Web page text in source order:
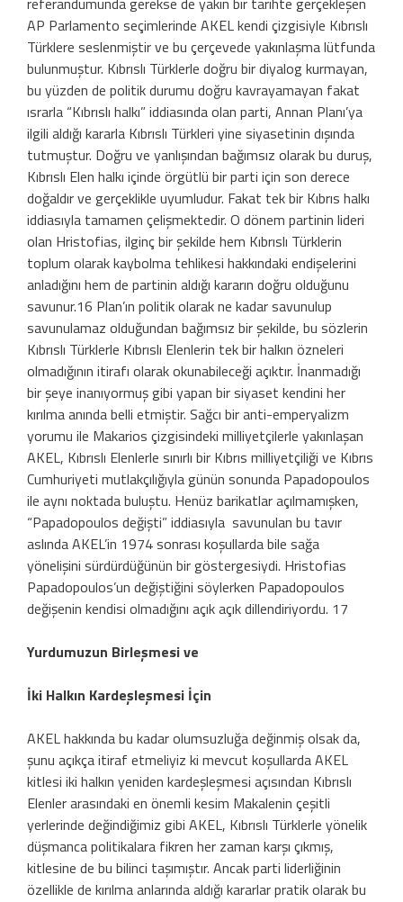
AP Parla­mento seçimlerinde AKEL kendi çizgisiyle Kıbrıslı
Türklere seslenmiştir ve bu çerçe­vede yakınlaşma lütfunda
bulunmuştur. Kıbrıslı Türklerle doğru bir diyalog kurma­yan,
bu yüzden de politik durumu doğru kavrayamayan fakat
ısrarla “Kıbrıslı halkı” iddiasında olan parti, Annan Planı’ya
ilgili aldığı kararla Kıbrıslı Türkleri yine siyase­tinin dışında
tutmuştur. Doğru ve yanlı­şından bağımsız olarak bu duruş,
Kıbrıslı Elen halkı içinde örgütlü bir parti için son derece
doğaldır ve gerçeklikle uyumludur. Fakat tek bir Kıbrıs halkı
iddiasıyla tama­men çelişmektedir. O dönem partinin li­deri
olan Hristofias, ilginç bir şekilde hem Kıbrıslı Türklerin
toplum olarak kaybolma tehlikesi hakkındaki endişelerini
anladı­ğını hem de partinin aldığı kararın doğru olduğunu
savunur.16 Plan’ın politik olarak ne kadar savunulup
savunulamaz oldu­ğundan bağımsız bir şekilde, bu sözlerin
Kıbrıslı Türklerle Kıbrıslı Elenlerin tek bir halkın özneleri
olmadığının itirafı olarak okunabileceği açıktır. İnanmadığı
bir şeye inanıyormuş gibi yapan bir siyaset kendini her
kırılma anında belli etmiştir. Sağcı bir anti-emperyalizm
yorumu ile Makarios çiz­gisindeki milliyetçilerle yakınlaşan
AKEL, Kıbrıslı Elenlerle sınırlı bir Kıbrıs milliyet­çiliği ve Kıbrıs
Cumhuriyeti mutlakçılığıy­la günün sonunda Papadopoulos
ile aynı noktada buluştu. Henüz barikatlar açılma­mışken,
“Papadopoulos değişti” iddiasıyla savunulan bu tavır
aslında AKEL’in 1974 sonrası koşullarda bile sağa
yönelişini sür­dürdüğünün bir göstergesiydi. Hristofias
Papadopoulos’un değiştiğini söylerken Pa­padopoulos
değişenin kendisi olmadığını açık açık dillendiriyordu. 17
Yurdumuzun Birleşmesi ve
İki Halkın Kardeşleşmesi İçin
AKEL hakkında bu kadar olumsuzluğa değinmiş olsak da,
şunu açıkça itiraf etme­liyiz ki mevcut koşullarda AKEL
kitlesi iki halkın yeniden kardeşleşmesi açısından Kıbrıslı
Elenler arasındaki en önemli kesim Makalenin çeşitli
yerlerinde değindiğimiz gibi AKEL, Kıbrıslı Türklerle yönelik
düş­manca politikalara fikren her zaman karşı çıkmış,
kitlesine de bu bilinci taşımıştır. Ancak parti liderliğinin
özellikle de kırıl­ma anlarında aldığı kararlar pratik olarak bu